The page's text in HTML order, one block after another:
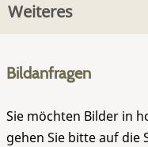
Weiteres
Bildanfragen
Sie möchten Bilder in
gehen Sie bitte auf die